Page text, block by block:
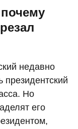
недавно
президентский
Но
его